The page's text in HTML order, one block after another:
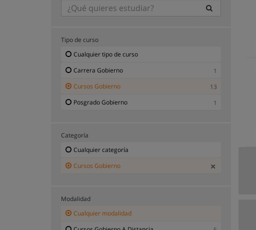
Tipo de curso
Cualquier tipo de curso
Carrera Gobierno
1
Cursos Gobierno
13
Posgrado Gobierno
1
Categoría
Cualquier categoría
Cursos Gobierno
Modalidad
Cualquier modalidad